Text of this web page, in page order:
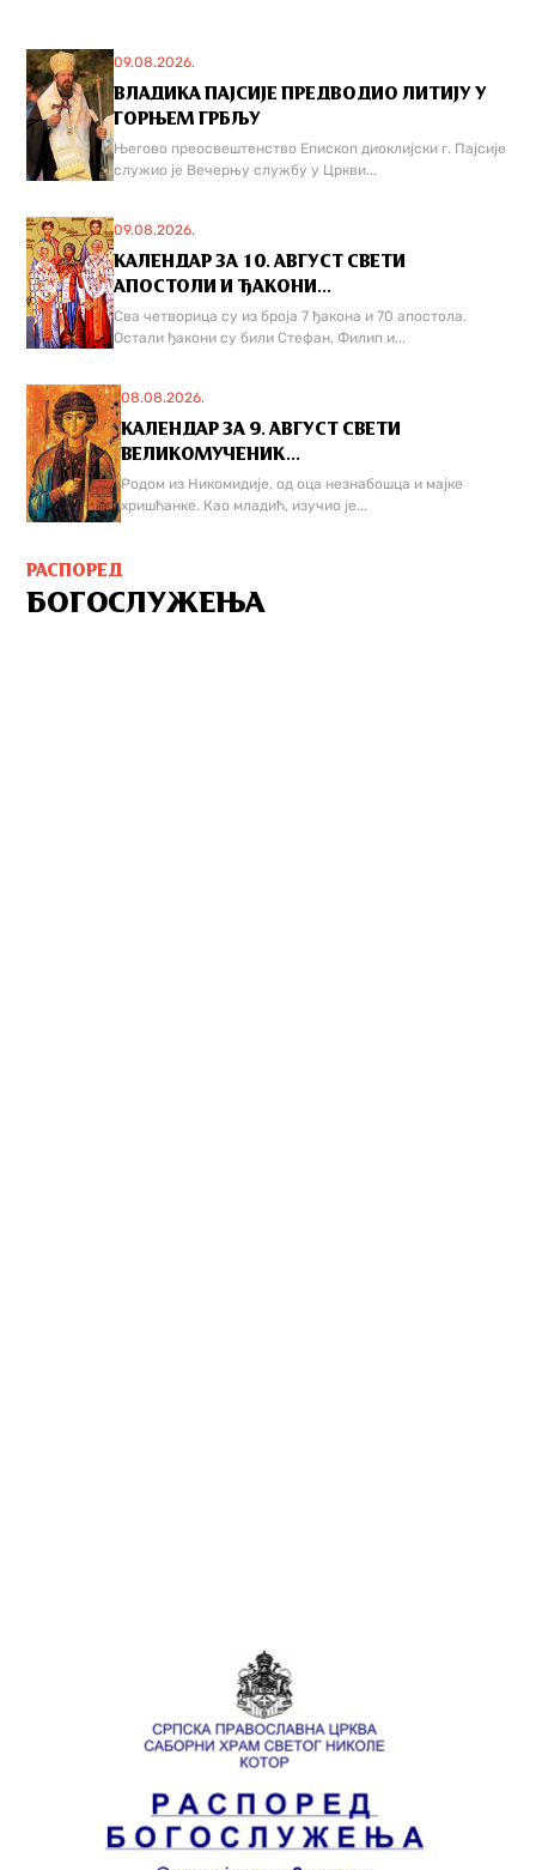
09.08.2026.
ВЛАДИКА ПАЈСИЈЕ ПРЕДВОДИО ЛИТИЈУ У
ГОРЊЕМ ГРБЉУ
Његово преосвештенство Епископ диоклијски г. Пајсије
служио је Вечерњу службу у Цркви...
09.08.2026.
КАЛЕНДАР ЗА 10. АВГУСТ СВЕТИ
АПОСТОЛИ И ЂАКОНИ...
Сва четворица су из броја 7 ђакона и 70 апостола.
Остали ђакони су били Стефан, Филип и...
08.08.2026.
КАЛЕНДАР ЗА 9. АВГУСТ СВЕТИ
ВЕЛИКОМУЧЕНИК...
Родом из Никомидије, од оца незнабошца и мајке
хришћанке. Као младић, изучио је...
РАСПОРЕД
БОГОСЛУЖЕЊА